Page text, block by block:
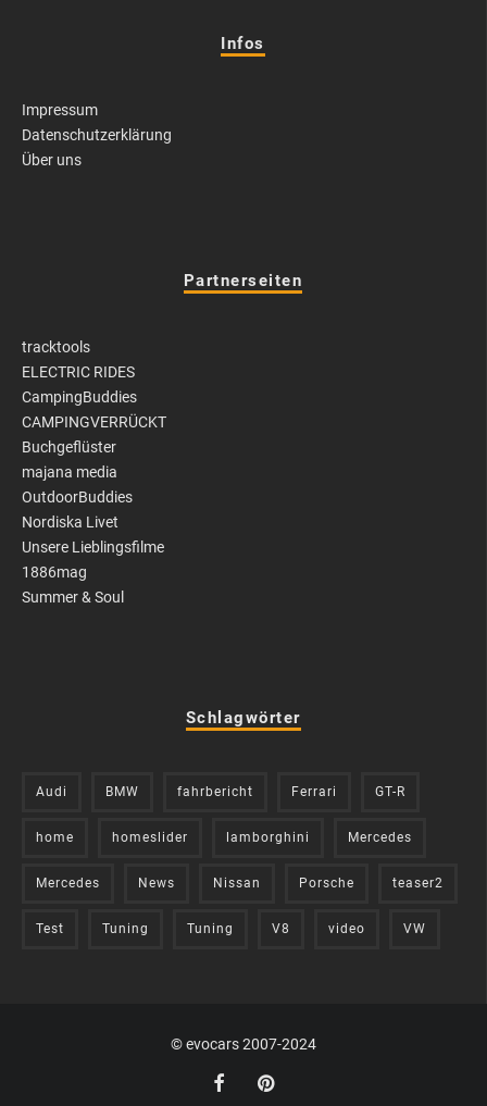
Infos
Impressum
Datenschutzerklärung
Über uns
Partnerseiten
tracktools
ELECTRIC RIDES
CampingBuddies
CAMPINGVERRÜCKT
Buchgeflüster
majana media
OutdoorBuddies
Nordiska Livet
Unsere Lieblingsfilme
1886mag
Summer & Soul
Schlagwörter
Audi BMW fahrbericht Ferrari GT-R
home homeslider lamborghini Mercedes
Mercedes News Nissan Porsche teaser2
Test Tuning Tuning V8 video VW
© evocars 2007-2024